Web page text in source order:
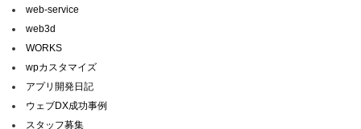
web-service
web3d
WORKS
wpカスタマイズ
アプリ開発日記
ウェブDX成功事例
スタッフ募集